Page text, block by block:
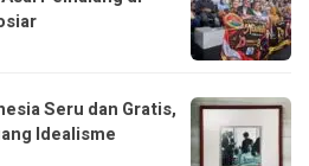
Seru dan Gratis,
Idealisme